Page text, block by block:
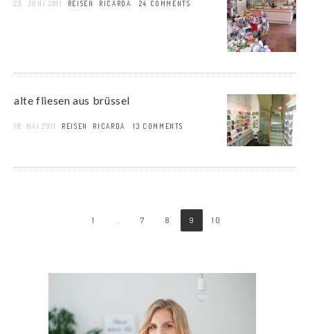
23. JUNI 2011 REISEN RICARDA 24 COMMENTS
alte fliesen aus brüssel
18. MAI 2011 REISEN RICARDA 13 COMMENTS
1 7 8 9 10